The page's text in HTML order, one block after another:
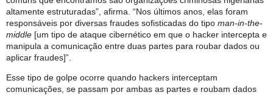
altamente estruturadas”, afirma. “Nos últimos anos, elas foram
responsáveis por diversas fraudes sofisticadas do tipo man-in-the-
middle [um tipo de ataque cibernético em que o hacker intercepta e
manipula a comunicação entre duas partes para roubar dados ou
aplicar fraudes]”.
Esse tipo de golpe ocorre quando hackers interceptam
comunicações, se passam por ambas as partes e roubam dados